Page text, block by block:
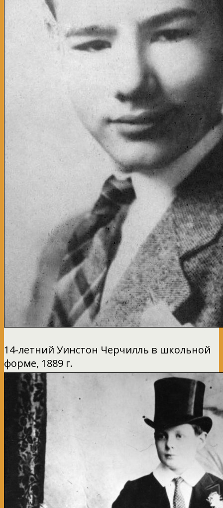
14-летний Уинстон Черчилль в школьной
форме, 1889 г.